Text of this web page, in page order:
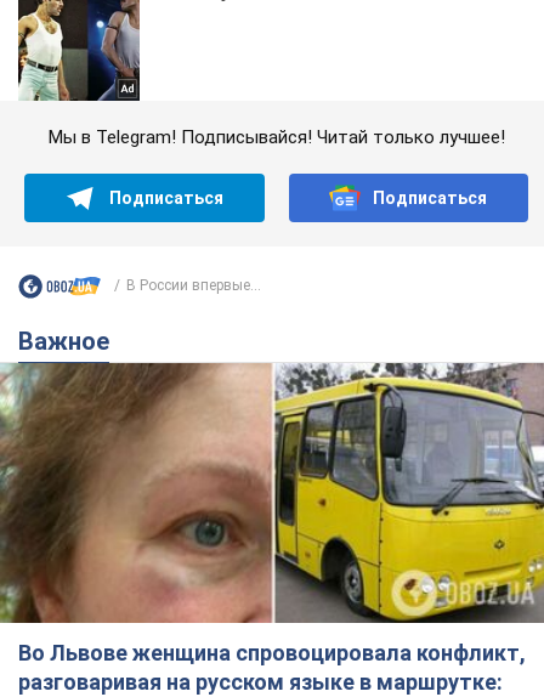
Мы в Telegram! Подписывайся! Читай только лучшее!
Подписаться Подписаться
В России впервые...
Важное
Во Львове женщина спровоцировала конфликт,
разговаривая на русском языке в маршрутке: